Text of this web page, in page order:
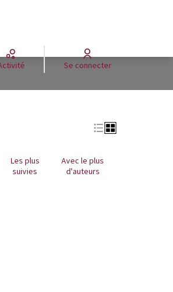
Activité Se connecter
Les plus
suivies
Avec le plus
d'auteurs